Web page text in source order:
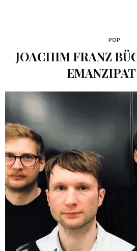
POP
JOACHIM FRANZ